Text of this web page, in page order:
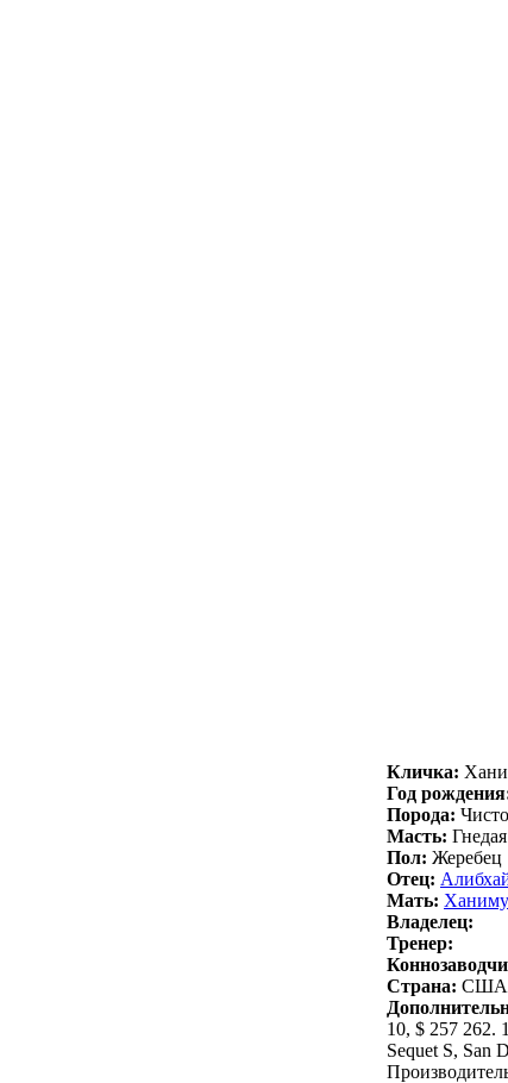
Кличка:
Год
Порода:
Масть: Гнедая
Пол: Жеребец
Отец:
Мать:
Владелец:
Тренер:
Страна: США
10, $ 257 262.
Sequet S, San